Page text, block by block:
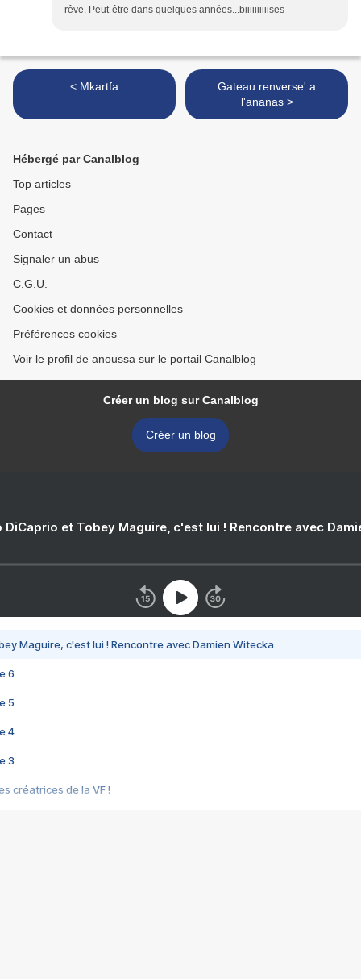
rêve. Peut-être dans quelques années...biiiiiiiiiises
< Mkartfa
Gateau renverse' a
l'ananas >
Hébergé par Canalblog
Top articles
Pages
Contact
Signaler un abus
C.G.U.
Cookies et données personnelles
Préférences cookies
Voir le profil de anoussa sur le portail Canalblog
Créer un blog sur Canalblog
Créer un blog
DiCaprio et Tobey Maguire, c'est lui ! Rencontre avec
Maguire, c'est lui ! Rencontre avec Damien Witecka
6
5
4
3
créatrices de la VF !